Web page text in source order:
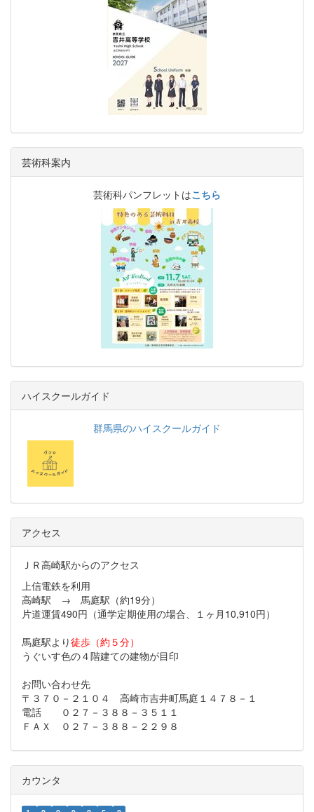
芸術科案内
芸術科パンフレットはこちら
ハイスクールガイド
群馬県のハイスクールガイド
アクセス
ＪＲ高崎駅からのアクセス
上信電鉄を利用
高崎駅 → 馬庭駅（約19分）
片道運賃490円（通学定期使用の場合、１ヶ月10,910円）
馬庭駅より徒歩（約５分）
うぐいす色の４階建ての建物が目印
お問い合わせ先
〒３７０－２１０４ 高崎市吉井町馬庭１４７８－１
電話 ０２７－３８８－３５１１
ＦＡＸ ０２７－３８８－２２９８
カウンタ